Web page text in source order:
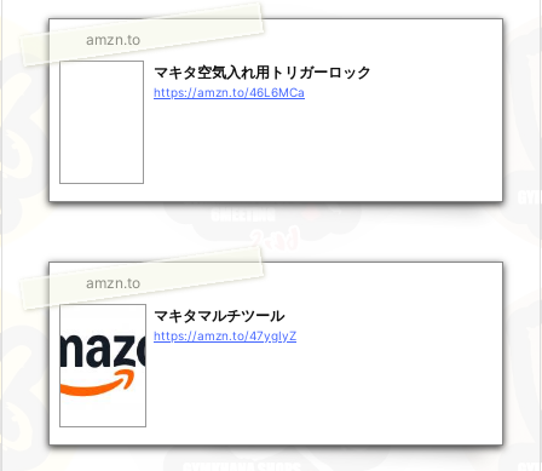
amzn.to
マキタ空気入れ用トリガーロック
https://amzn.to/46L6MCa
amzn.to
マキタマルチツール
https://amzn.to/47ygIyZ